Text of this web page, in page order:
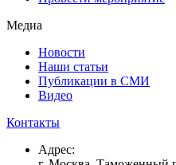
Медиа
Новости
Наши статьи
Публикации в СМИ
Видео
Контакты
Адрес: